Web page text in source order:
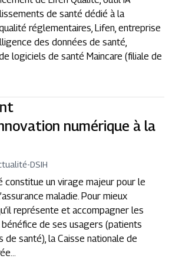
de santé dédié à la
réglementaires, Lifen, entreprise
des données de santé,
logiciels de santé Maincare (filiale de
numérique à la
-DSIH
constitue un virage majeur pour le
maladie. Pour mieux
représente et accompagner les
de ses usagers (patients
santé), la Caisse nationale de